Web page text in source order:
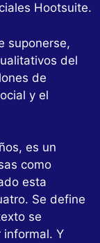
Hootsuite.
suponerse,
del
de
y el
es un
como
esta
Se define
se
Y